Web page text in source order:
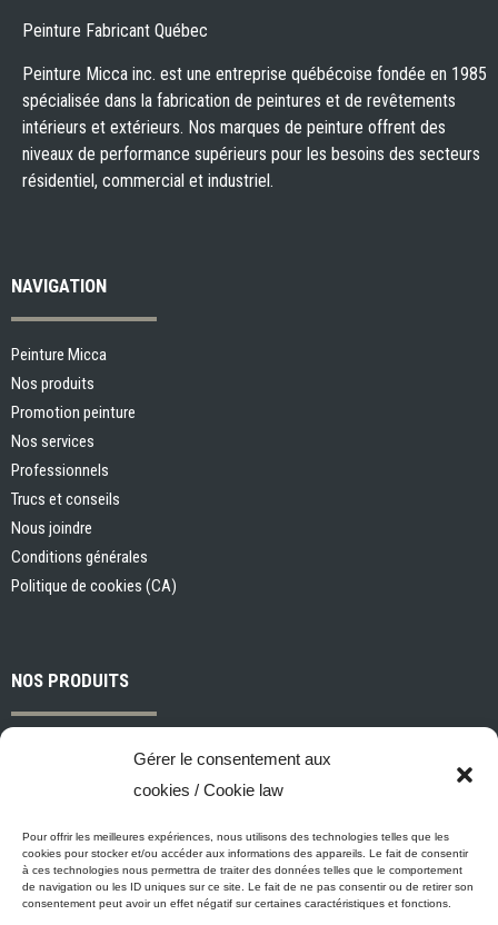
Gérer le consentement aux
cookies / Cookie law
Pour offrir les meilleures expériences, nous utilisons des technologies telles que les
cookies pour stocker et/ou accéder aux informations des appareils. Le fait de consentir
à ces technologies nous permettra de traiter des données telles que le comportement
de navigation ou les ID uniques sur ce site. Le fait de ne pas consentir ou de retirer son
consentement peut avoir un effet négatif sur certaines caractéristiques et fonctions.
Peinture Fabricant Québec
Peinture Micca inc. est une entreprise québécoise fondée en 1985
spécialisée dans la fabrication de peintures et de revêtements
intérieurs et extérieurs. Nos marques de peinture offrent des
niveaux de performance supérieurs pour les besoins des secteurs
résidentiel, commercial et industriel.
NAVIGATION
Peinture Micca
Nos produits
Promotion peinture
Nos services
Professionnels
Trucs et conseils
Nous joindre
Conditions générales
Politique de cookies (CA)
NOS PRODUITS
Peintures et apprêts d’intérieur
Industriel, commercial et municipal
Nettoyage, préparation des surfaces et divers
Outils et accessoires de peinture